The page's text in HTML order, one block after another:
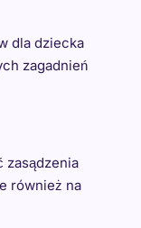
dla dziecka
zagadnień
zasądzenia
również na